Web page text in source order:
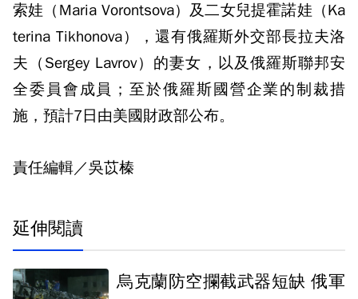
索娃（Maria Vorontsova）及二女兒提霍諾娃（Ka
terina Tikhonova），還有俄羅斯外交部長拉夫洛
夫（Sergey Lavrov）的妻女，以及俄羅斯聯邦安
全委員會成員；至於俄羅斯國營企業的制裁措
施，預計7日由美國財政部公布。
責任編輯／吳苡榛
延伸閱讀
烏克蘭防空攔截武器短缺 俄軍